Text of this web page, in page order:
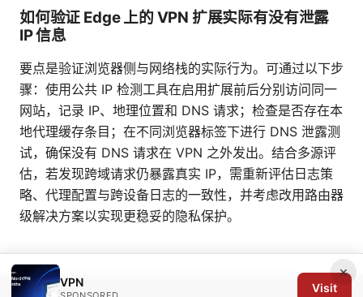
如何验证 Edge 上的 VPN 扩展实际有没有泄露
IP 信息
要点是验证浏览器侧与网络栈的实际行为。可通过以下步
骤：使用公共 IP 检测工具在启用扩展前后分别访问同一
网站，记录 IP、地理位置和 DNS 请求；检查是否存在本
地代理缓存条目；在不同浏览器标签下进行 DNS 泄露测
试，确保没有 DNS 请求在 VPN 之外发出。结合多源评
估，若发现跨域请求仍暴露真实 IP，需重新评估日志策
略、代理配置与跨设备日志的一致性，并考虑改用路由器
级解决方案以实现更稳妥的隐私保护。
×
VPN Visit